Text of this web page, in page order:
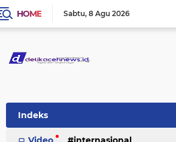
HOME Sabtu 8 Agu 2026
Indeks